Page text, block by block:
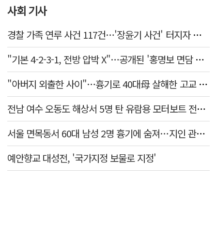
사회 기사
경찰 가족 연루 사건 117건…'장윤기 사건' 터지자 뒤늦게 전수조사
"기본 4-2-3-1, 전방 압박 X"…공개된 '홍명보 면담 수첩'
"아버지 외출한 사이"…흉기로 40대母 살해한 고교 자퇴생, 구속 기로에
전남 여수 오동도 해상서 5명 탄 유람용 모터보트 전복…2명 숨져
서울 면목동서 60대 남성 2명 흉기에 숨져…지인 관계로 추정
예안향교 대성전, '국가지정 보물로 지정'